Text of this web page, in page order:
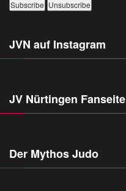
JVN auf Instagram
JV Nürtingen Fanseite
Der Mythos Judo